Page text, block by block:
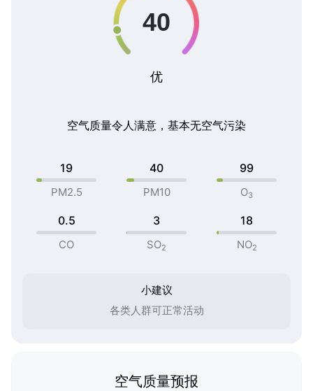
优
空气质量令人满意，基本无空气污染
19
PM2.5
40
PM10
99
O3
0.5
CO
3
SO2
18
NO2
小建议
各类人群可正常活动
空气质量预报